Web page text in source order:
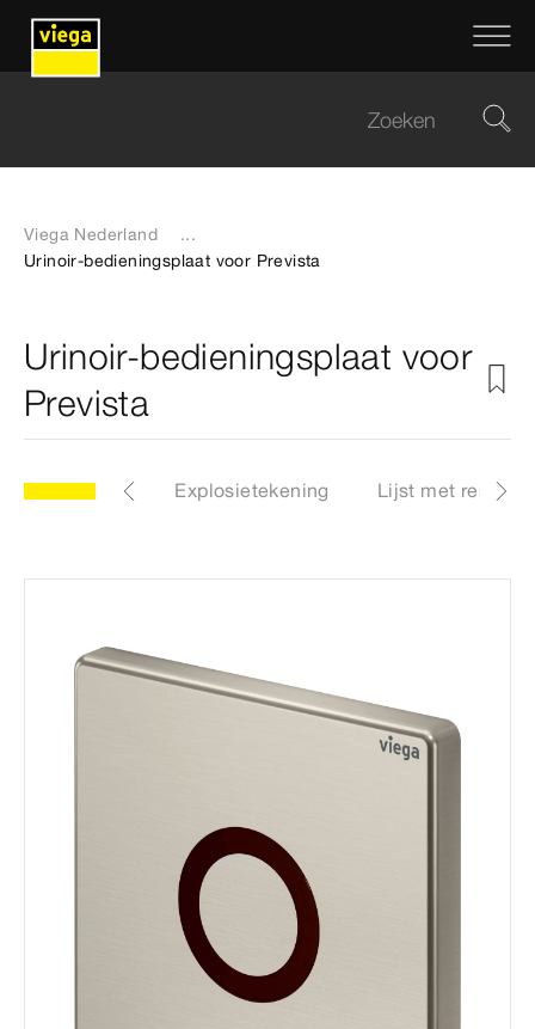
Viega Nederland
...
Urinoir-bedieningsplaat voor Prevista
Urinoir-bedieningsplaat voor
Prevista
Artikelen Explosietekening Lijst met